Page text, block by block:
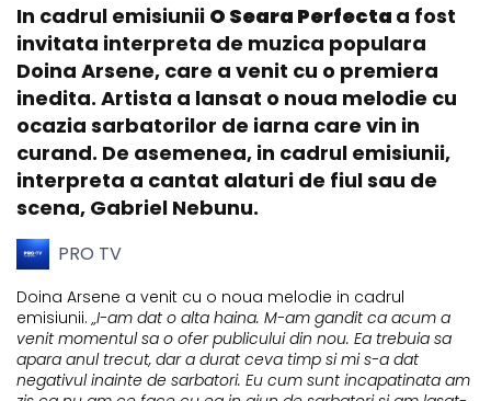
In cadrul emisiunii O Seara Perfecta a fost
invitata interpreta de muzica populara
Doina Arsene, care a venit cu o premiera
inedita. Artista a lansat o noua melodie cu
ocazia sarbatorilor de iarna care vin in
curand. De asemenea, in cadrul emisiunii,
interpreta a cantat alaturi de fiul sau de
scena, Gabriel Nebunu.
PRO TV
Doina Arsene a venit cu o noua melodie in cadrul
emisiunii.„I-am dat o alta haina. M-am gandit ca acum a
venit momentul sa o ofer publicului din nou. Ea trebuia sa
apara anul trecut, dar a durat ceva timp si mi s-a dat
negativul inainte de sarbatori. Eu cum sunt incapatinata am